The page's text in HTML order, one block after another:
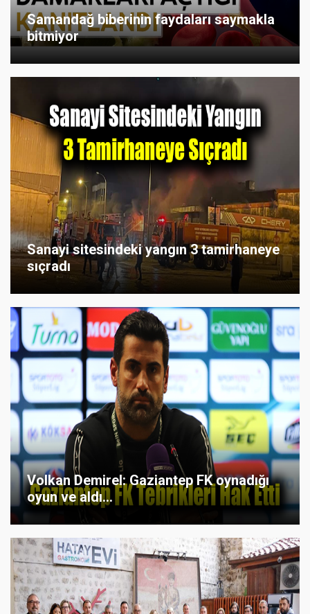
Samandağ biberinin faydaları saymakla
bitmiyor
Sanayi sitesindeki yangın 3 tamirhaneye
sıçradı
Volkan Demirel: Gaziantep FK oynadığı
oyun ve aldı...